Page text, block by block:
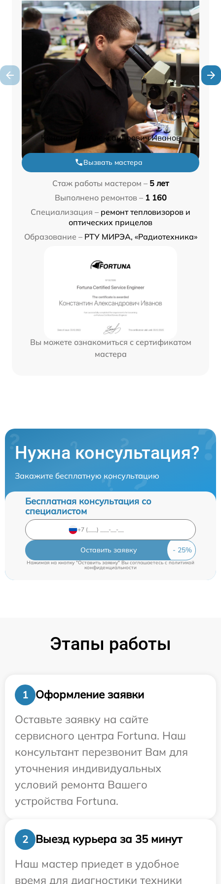
Константин Александрович Иванов
Вызвать мастера
Стаж работы мастером – 5 лет
Выполнено ремонтов – 1 160
Специализация – ремонт тепловизоров и
оптических прицелов
Образование – РТУ МИРЭА, «Радиотехника»
Вы можете ознакомиться с сертификатом
мастера
Нужна консультация?
Закажите бесплатную консультацию
Бесплатная консультация со
специалистом
Оставить заявку
Нажимая на кнопку "Оставить заявку" Вы соглашаетесь cполитикой
конфиденциальности
Этапы работы
1
Оформление заявки
Оставьте заявку на сайте
сервисного центра Fortuna. Наш
консультант перезвонит Вам для
уточнения индивидуальных
условий ремонта Вашего
устройства Fortuna.
2
Выезд курьера за 35 минут
Наш мастер приедет в удобное
время для диагностики техники